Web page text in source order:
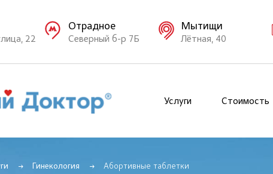
22
Отрадное
Северный б-р 7Б
Мытищи
Лётная, 40
Услуги Стоимость
Гинекология Абортивные таблетки